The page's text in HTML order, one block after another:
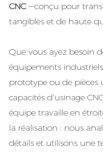
CNC—conçu pour
tangibles et de haute
Que vous ayez besoin
équipements
prototype ou de pièces
capacités d'usinage
équipe travaille en
la réalisation : nous
détails et utilisons une